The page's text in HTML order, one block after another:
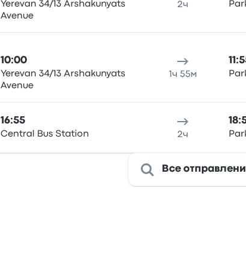
Yerevan 34/13 Arshakunyats
Avenue
2ч
10:00
Yerevan 34/13 Arshakunyats
Avenue
1ч 55м
16:55
Central Bus Station 2ч
Все